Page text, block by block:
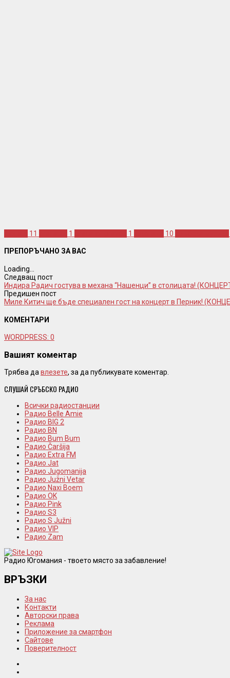
11 1 1 10
ПРЕПОРЪЧАНО ЗА ВАС
Loading...
Следващ пост
Индира Радич гостува в механа “Нашенци” в столицата!
Предишен пост
Миле Китич ще бъде специален гост на концерт в Перник!
КОМЕНТАРИ
WORDPRESS: 0
Вашият коментар
Трябва да влезете, за да публикувате коментар.
СЛУШАЙ СРЪБСКО РАДИО
Всички радиостанции
Радио Belle Amie
Радио BIG 2
Радио BN
Радио Bum Bum
Радио Čaršija
Радио Extra FM
Радио Jat
Радио Jugomanija
Радио Južni Vetar
Радио Naxi Boem
Радио OK
Радио Pink
Радио S3
Радио S Južni
Радио VIP
Радио Zam
Радио Югомания - твоето място за забавление!
ВРЪЗКИ
За нас
Контакти
Авторски права
Реклама
Приложение за смартфон
Сайтове
Поверителност